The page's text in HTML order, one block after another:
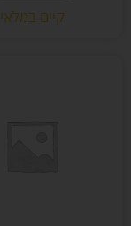
קיים במלאי